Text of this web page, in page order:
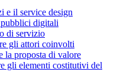
e il service design
digitali
di servizio
gli attori coinvolti
la proposta di valore
gli elementi costitutivi del